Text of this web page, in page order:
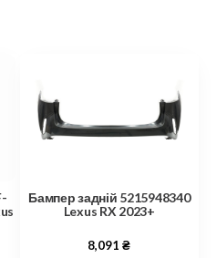
Бампер задній 5215948340
Lexus RX 2023+
8,091₴